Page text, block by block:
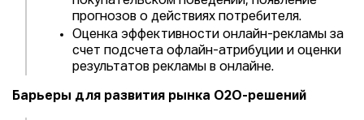
прогнозов о действиях потребителя.
Оценка эффективности онлайн-рекламы за
счет подсчета офлайн-атрибуции и оценки
результатов рекламы в онлайне.
Барьеры для развития рынка О2О-решений